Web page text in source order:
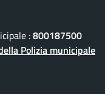
:800187500
Polizia municipale